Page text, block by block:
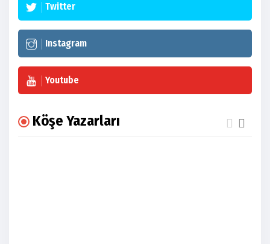
Twitter
Instagram
Youtube
Köşe Yazarları